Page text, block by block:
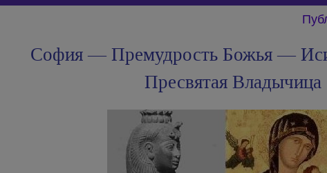
София — Премудрость Божья —
Пресвятая Владычица